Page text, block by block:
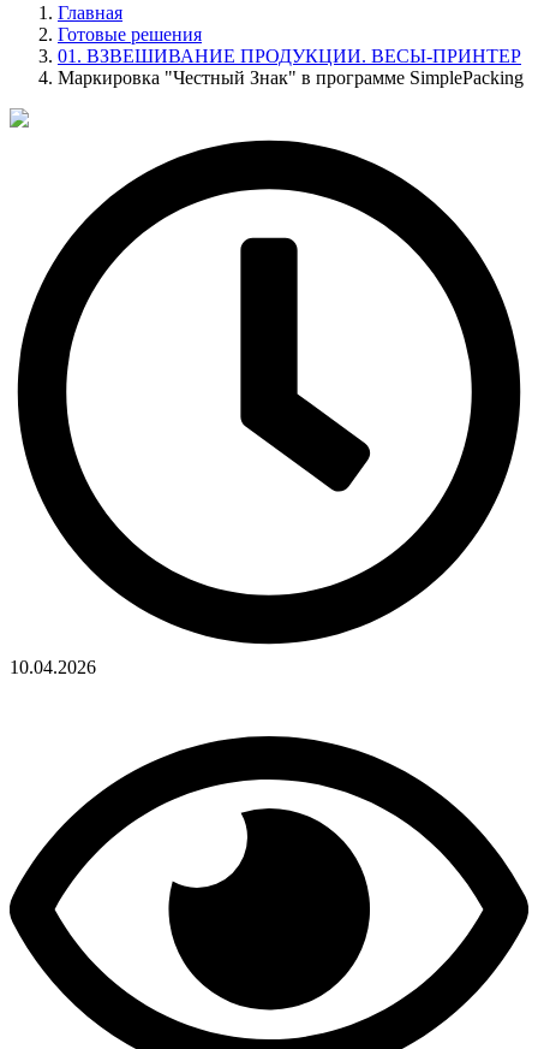
Главная
Готовые решения
01. ВЗВЕШИВАНИЕ ПРОДУКЦИИ. ВЕСЫ-ПРИНТЕР
Маркировка "Честный Знак" в программе SimplePacking
10.04.2026